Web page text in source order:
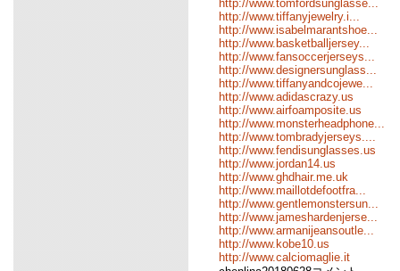
http://www.tomfordsunglasse...
http://www.tiffanyjewelry.i...
http://www.isabelmarantshoe...
http://www.basketballjersey...
http://www.fansoccerjerseys...
http://www.designersunglass...
http://www.tiffanyandcojewe...
http://www.adidascrazy.us
http://www.airfoamposite.us
http://www.monsterheadphone...
http://www.tombradyjerseys....
http://www.fendisunglasses.us
http://www.jordan14.us
http://www.ghdhair.me.uk
http://www.maillotdefootfra...
http://www.gentlemonstersun...
http://www.jameshardenjerse...
http://www.armanijeansoutle...
http://www.kobe10.us
http://www.calciomaglie.it